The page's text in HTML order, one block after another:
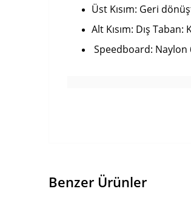
Üst Kısım: Geri
Alt Kısım: Dış Taban:
Speedboard: Naylon
Benzer Ürünler